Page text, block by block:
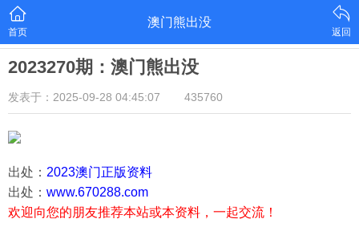
首页
澳门熊出没
返回
2023270期：澳门熊出没
发表于：2025-09-28 04:45:07 435760
出处： 2023澳门正版资料
出处： www.670288.com
欢迎向您的朋友推荐本站或本资料，一起交流！